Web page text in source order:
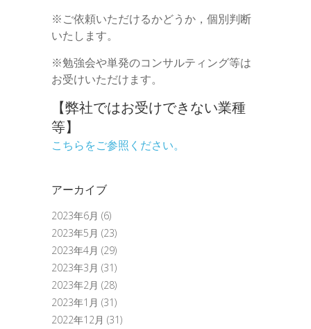
※ご依頼いただけるかどうか，個別判断
いたします。
※勉強会や単発のコンサルティング等は
お受けいただけます。
【弊社ではお受けできない業種
等】
こちらをご参照ください。
アーカイブ
2023年6月 (6)
2023年5月 (23)
2023年4月 (29)
2023年3月 (31)
2023年2月 (28)
2023年1月 (31)
2022年12月 (31)